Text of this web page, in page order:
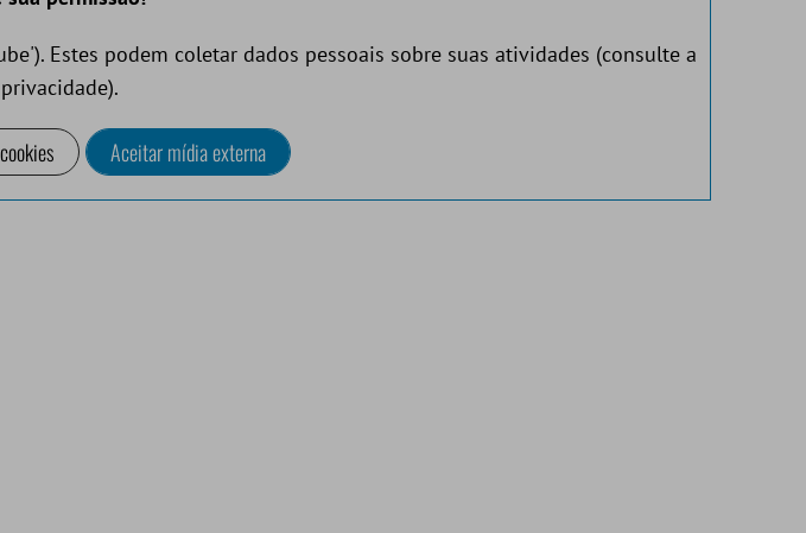
Estes podem coletar dados pessoais sobre suas atividades (consulte a
Aceitar mídia externa